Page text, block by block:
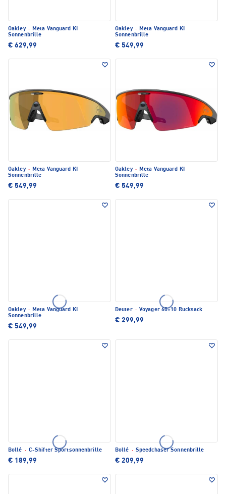
Oakley · Meta Vanguard KI
Sonnenbrille
€ 629,99
Oakley · Meta Vanguard KI
Sonnenbrille
€ 549,99
Oakley · Meta Vanguard KI
Sonnenbrille
€ 549,99
Oakley · Meta Vanguard KI
Sonnenbrille
€ 549,99
Oakley · Meta Vanguard KI
Sonnenbrille
€ 549,99
Deuter · Voyager 60+10 Rucksack
€ 299,99
Bollé · C-Shifter Sportsonnenbrille
€ 189,99
Bollé · Speedchaser Sonnenbrille
€ 209,99